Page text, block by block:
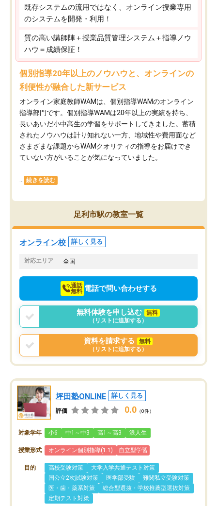
既存システムの流用ではなく、オンライン授業専用
のシステムを開発・利用！
質の高い講師陣＋授業品質管理システム＋指導ノウ
ハウ＝成績保証！
個別指導20年以上のノウハウと、オンラインの
利便性が融合した新サービス
オンライン家庭教師WAMは、個別指導WAMのオンライン
指導部門です。個別指導WAMは20年以上の実績を持ち、
長いあいだ小中高生の学習をサポートしてきました。蓄積
されたノウハウは計り知れない一方、地域性や費用面など
さまざまな課題からWAMクオリティの指導をお届けでき
ていない方がいることが気になっていました。
続きを読む
足利市駅の教室一覧
オンライン校 詳しく見る
対応エリア 全国
通話
無料 電話で問い合わせする
無料体験を申し込む
無料
（リストに追加する）
資料を請求する
無料
（リストに追加する）
坪田塾ONLINE 詳しく見る
評価 0.0 （0件）
対象学年 小6 中1～中3 高1～高3 浪人生
授業形式 オンライン個別指導(1:1) 自立型学習
目的 高校受験対策
大学入学共通テスト対策
国公立2次試験対策
医学部受験
難関私立受験対策
医・歯・薬系対策
総合型選抜・学校推薦型選抜対策
定期テスト対策